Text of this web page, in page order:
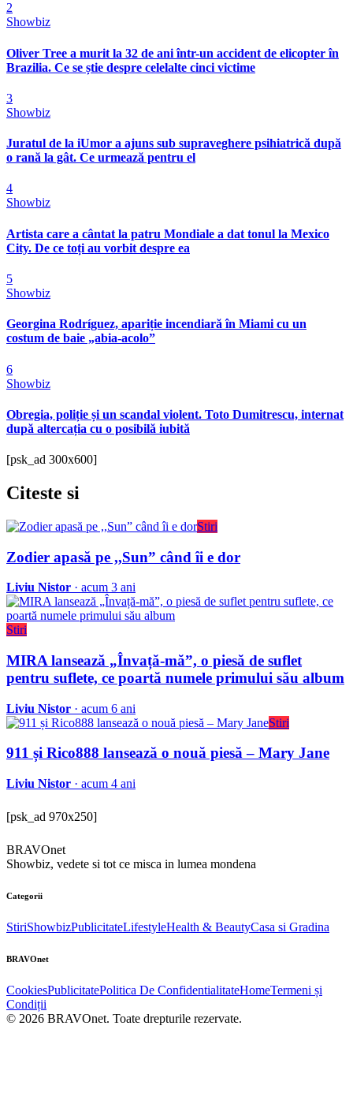
2
Showbiz
Oliver Tree a murit la 32 de ani într-un accident de elicopter în
Brazilia. Ce se știe despre celelalte cinci victime
3
Showbiz
Juratul de la iUmor a ajuns sub supraveghere psihiatrică după
o rană la gât. Ce urmează pentru el
4
Showbiz
Artista care a cântat la patru Mondiale a dat tonul la Mexico
City. De ce toți au vorbit despre ea
5
Showbiz
Georgina Rodríguez, apariție incendiară în Miami cu un
costum de baie „abia-acolo”
6
Showbiz
Obregia, poliție și un scandal violent. Toto Dumitrescu, internat
după altercația cu o posibilă iubită
[psk_ad 300x600]
Citeste si
Stiri
Zodier apasă pe ,,Sun” când îi e dor
Liviu Nistor · acum 3 ani
Stiri
MIRA lansează „Învață-mă”, o piesă de suflet
pentru suflete, ce poartă numele primului său album
Liviu Nistor · acum 6 ani
Stiri
911 și Rico888 lansează o nouă piesă – Mary Jane
Liviu Nistor · acum 4 ani
[psk_ad 970x250]
BRAVOnet
Showbiz, vedete si tot ce misca in lumea mondena
Categorii
StiriShowbizPublicitateLifestyleHealth & BeautyCasa si Gradina
BRAVOnet
CookiesPublicitatePolitica De ConfidentialitateHomeTermeni și
Condiții
© 2026 BRAVOnet. Toate drepturile rezervate.